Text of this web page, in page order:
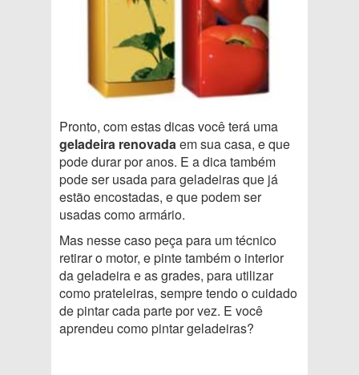
Pronto, com estas dicas você terá uma
geladeira renovadaem sua casa, e que
pode durar por anos. E a dica também
pode ser usada para geladeiras que já
estão encostadas, e que podem ser
usadas como armário.
Mas nesse caso peça para um técnico
retirar o motor, e pinte também o interior
da geladeira e as grades, para utilizar
como prateleiras, sempre tendo o cuidado
de pintar cada parte por vez. E você
aprendeu como pintar geladeiras?